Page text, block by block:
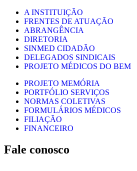
A INSTITUIÇÃO
FRENTES DE ATUAÇÃO
ABRANGÊNCIA
DIRETORIA
SINMED CIDADÃO
DELEGADOS SINDICAIS
PROJETO MÉDICOS DO BEM
PROJETO MEMÓRIA
PORTFÓLIO SERVIÇOS
NORMAS COLETIVAS
FORMULÁRIOS MÉDICOS
FILIAÇÃO
FINANCEIRO
Fale conosco